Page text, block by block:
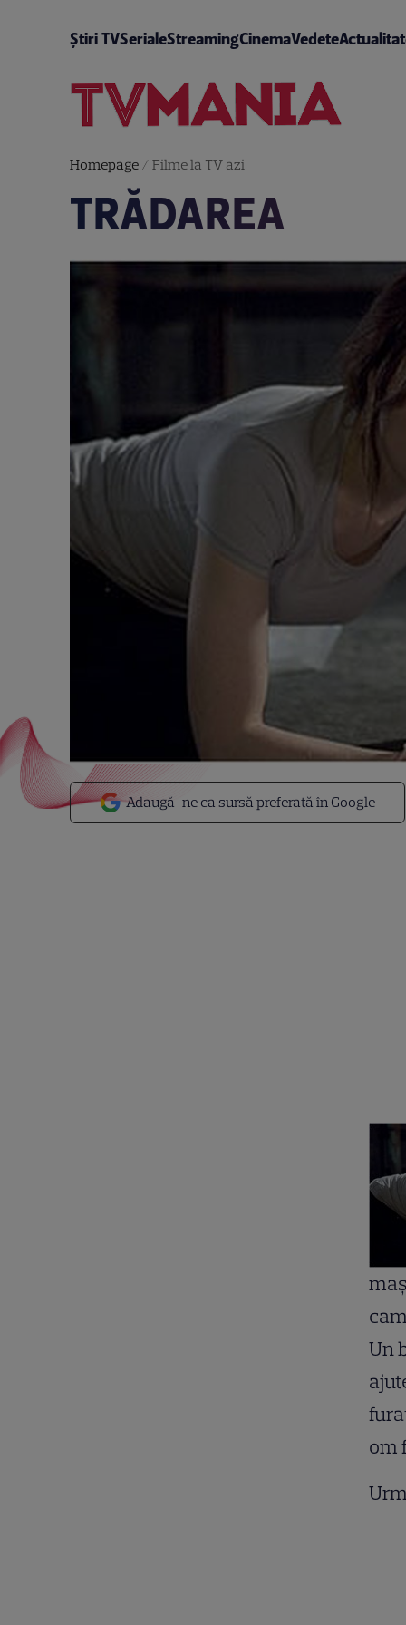
Știri TVSerialeStreamingCinemaVedete
Homepage/ Filme la TV azi
TRĂDAREA
Adaugă-ne ca sursă preferată în Google
Un
om